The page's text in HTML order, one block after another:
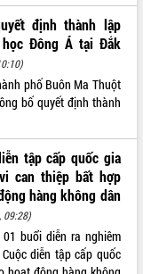
định thành lập
Đông Á tại Đắk
phố Buôn Ma Thuột
bố quyết định thành
tập cấp quốc gia
can thiệp bất hợp
hàng không dân
09:28)
buổi diễn ra nghiêm
diễn tập cấp quốc